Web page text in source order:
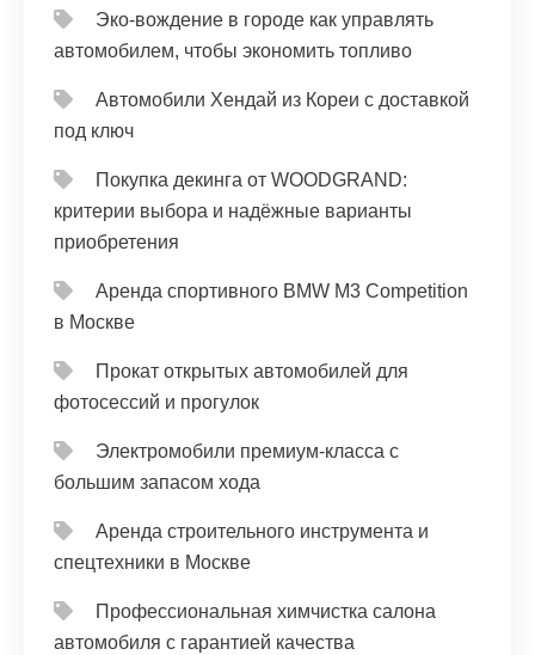
Эко-вождение в городе как управлять
автомобилем, чтобы экономить топливо
Автомобили Хендай из Кореи с доставкой
под ключ
Покупка декинга от WOODGRAND:
критерии выбора и надёжные варианты
приобретения
Аренда спортивного BMW M3 Competition
в Москве
Прокат открытых автомобилей для
фотосессий и прогулок
Электромобили премиум-класса с
большим запасом хода
Аренда строительного инструмента и
спецтехники в Москве
Профессиональная химчистка салона
автомобиля с гарантией качества